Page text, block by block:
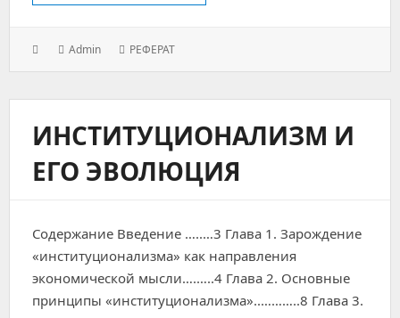
PostedAuthor:
Admin Categories:
РЕФЕРАТ
ИНСТИТУЦИОНАЛИЗМ И
ЕГО ЭВОЛЮЦИЯ
Содержание Введение …..…3 Глава 1. Зарождение
«институционализма» как направления
экономической мысли….…..4 Глава 2. Основные
принципы «институционализма»..………..8 Глава 3.